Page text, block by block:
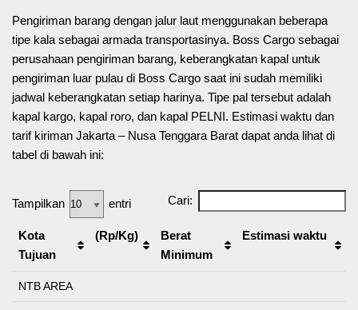
Pengiriman barang dengan jalur laut menggunakan beberapa
tipe kala sebagai armada transportasinya. Boss Cargo sebagai
perusahaan pengiriman barang, keberangkatan kapal untuk
pengiriman luar pulau di Boss Cargo saat ini sudah memiliki
jadwal keberangkatan setiap harinya. Tipe pal tersebut adalah
kapal kargo, kapal roro, dan kapal PELNI. Estimasi waktu dan
tarif kiriman Jakarta – Nusa Tenggara Barat dapat anda lihat di
tabel di bawah ini:
Tampilkan entri Cari:
Kota
Tujuan
(Rp/Kg)
Berat
Minimum
Estimasi waktu
NTB AREA